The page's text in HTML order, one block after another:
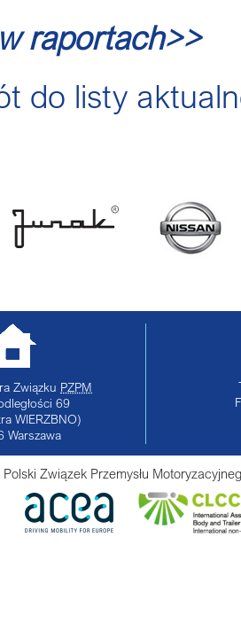
raportach>>
do listy
Związku PZPM
69
WIERZBNO)
Warszawa
Polski Związek Przemysłu